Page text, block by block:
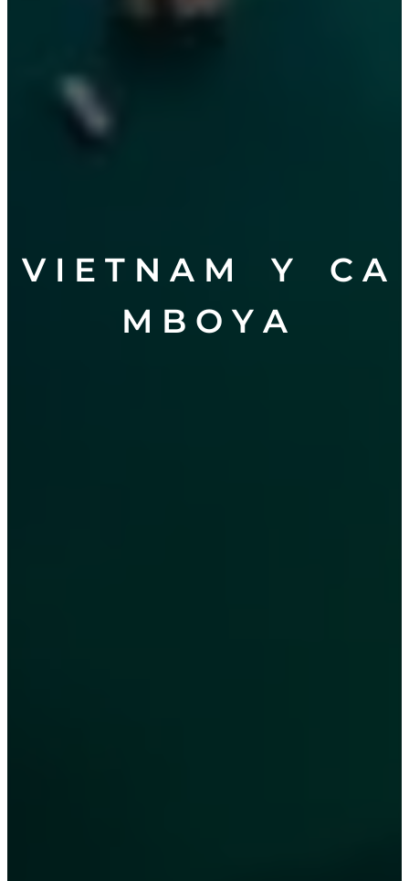
V I E T N A M Y C A
M B O Y A